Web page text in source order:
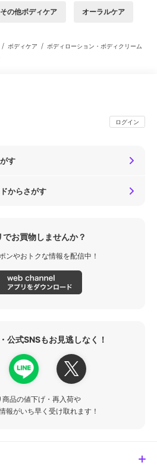
その他ボディケア オーラルケア
/ ボディケア / ボディローション・ボディクリーム
ログイン
す
からさがす
お買物しませんか？
ンやおトクな情報を配信中！
公式SNSもお見逃しなく！
商品の値下げ・再入荷や
報がいち早く受け取れます！